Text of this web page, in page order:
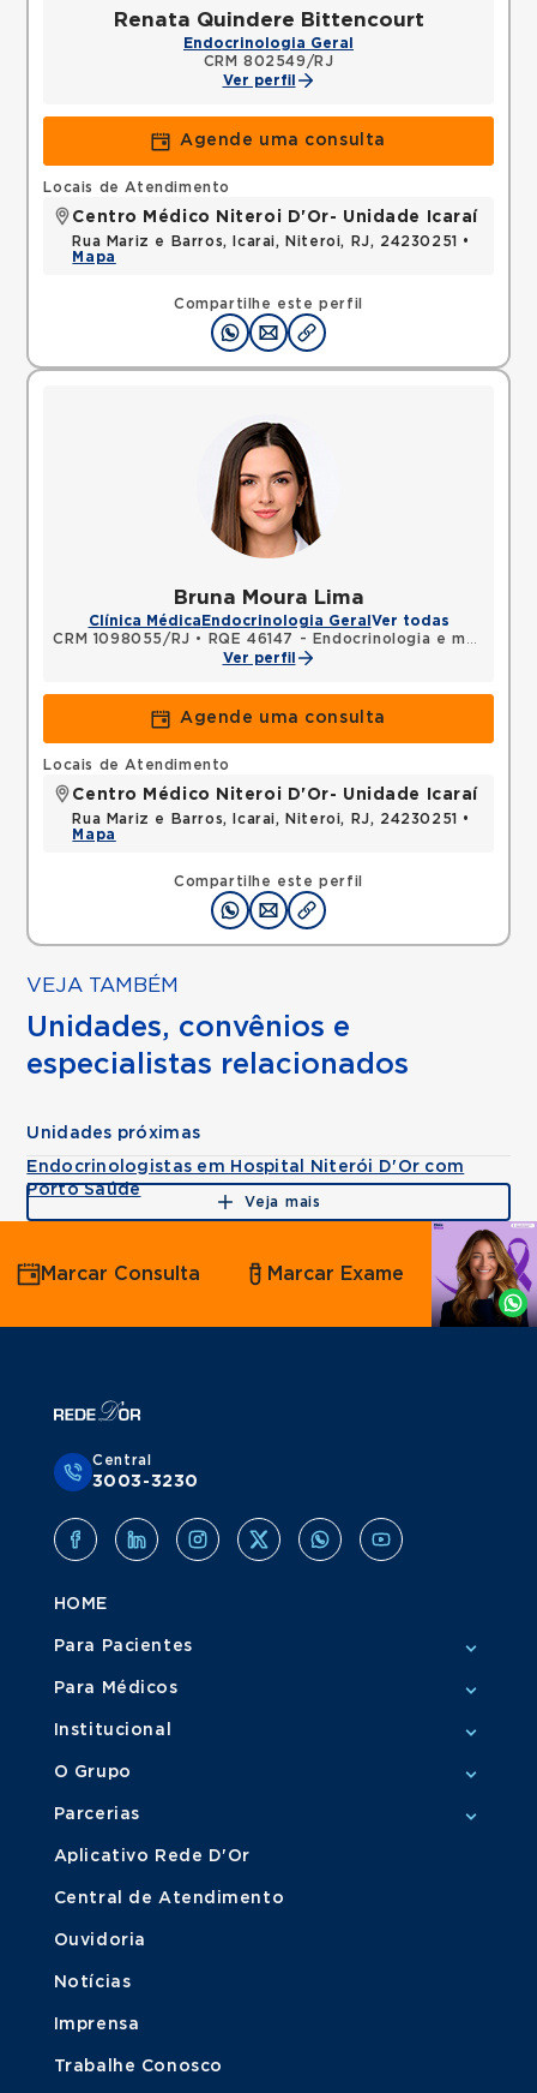
Renata Quindere Bittencourt
Endocrinologia Geral
CRM 802549/RJ
Ver perfil
Agende uma consulta
Compartilhe este perfil
Locais de Atendimento
Centro Médico Niteroi D'Or- Unidade Icaraí
Rua Mariz e Barros, Icarai, Niteroi, RJ, 24230251 •
Mapa
Bruna Moura Lima
Clínica Médica Endocrinologia Geral Ver todas
CRM 1098055/RJ •
RQE 46147 - Endocrinologia e metabologia
Ver perfil
Agende uma consulta
Compartilhe este perfil
Locais de Atendimento
Centro Médico Niteroi D'Or- Unidade Icaraí
Rua Mariz e Barros, Icarai, Niteroi, RJ, 24230251 •
Mapa
VEJA TAMBÉM
Unidades, convênios e
especialistas relacionados
Unidades próximas
Endocrinologistas em Hospital Niterói D'Or com
Porto Saúde
Veja mais
Agende
por
Whatsapp
Marcar Consulta Marcar Exame
Central
3003-3230
HOME
Para Pacientes
Para Médicos
Institucional
O Grupo
Parcerias
Aplicativo Rede D'Or
Central de Atendimento
Ouvidoria
Notícias
Imprensa
Trabalhe Conosco